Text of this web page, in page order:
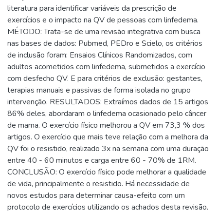
literatura para identificar variáveis da prescrição de
exercícios e o impacto na QV de pessoas com linfedema.
MÉTODO: Trata-se de uma revisão integrativa com busca
nas bases de dados: Pubmed, PEDro e Scielo, os critérios
de inclusão foram: Ensaios Clínicos Randomizados, com
adultos acometidos com linfedema, submetidos a exercício
com desfecho QV. E para critérios de exclusão: gestantes,
terapias manuais e passivas de forma isolada no grupo
intervenção. RESULTADOS: Extraímos dados de 15 artigos
86% deles, abordaram o linfedema ocasionado pelo câncer
de mama. O exercício físico melhorou a QV em 73,3 % dos
artigos. O exercício que mais teve relação com a melhora da
QV foi o resistido, realizado 3x na semana com uma duração
entre 40 - 60 minutos e carga entre 60 - 70% de 1RM.
CONCLUSÃO: O exercício físico pode melhorar a qualidade
de vida, principalmente o resistido. Há necessidade de
novos estudos para determinar causa-efeito com um
protocolo de exercícios utilizando os achados desta revisão.